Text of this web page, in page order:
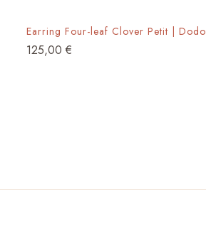
Earring Four-leaf Clover Petit | Dodo
125,00€